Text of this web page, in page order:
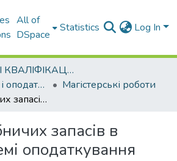
All of
DSpace
Statistics Log In
ВИПУСКНІ КВАЛІФІКАЦІЙНІ РОБОТИ
Кафедра обліку і оподаткування
Магістерські роботи
Облік виробничих запасів в діючій системі оподаткування
запасів в
оподаткування